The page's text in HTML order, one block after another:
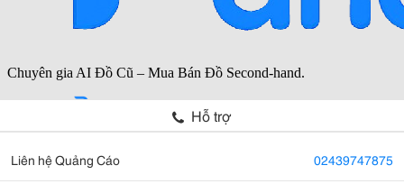
Hỗ trợ
Liên hệ Quảng Cáo 02439747875